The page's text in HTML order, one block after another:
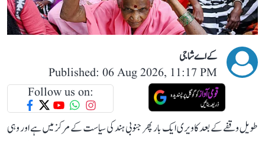
کے اے شاجی
Published: 06 Aug 2026, 11:17 PM
Follow us on:
طویل وقفے کے بعد کاویری ایک بار پھر جنوبی ہند کی سیاست کے مرکز میں ہے اور وہی